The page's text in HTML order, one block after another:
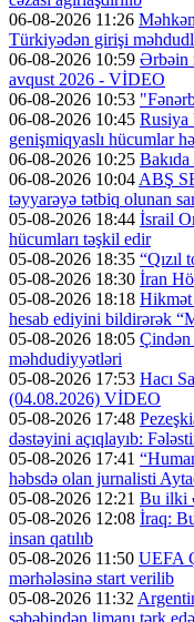
06-08-2026 11:26
Türkiyədən girişi
06-08-2026 10:59 Ərbəin
avqust 2026 - VİDEO
06-08-2026 10:53
06-08-2026 10:45 Rusiya
genişmiqyaslı hücumlar
06-08-2026 10:25
06-08-2026 10:04 ABŞ
təyyarəyə tətbiq olunan
05-08-2026 18:44 İsrail
hücumları təşkil edir
05-08-2026 18:35 “Qızıl
05-08-2026 18:30 İran
05-08-2026 18:18 Hikmət
hesab ediyini bildirərək
05-08-2026 18:05 Çindən
məhdudiyyətləri
05-08-2026 17:53 Hacı
(04.08.2026) VİDEO
05-08-2026 17:48
dəstəyini açıqlayıb:
05-08-2026 17:41
həbsdə olan jurnalisti
05-08-2026 12:21 Bu ilki
05-08-2026 12:08 İraq:
insan qatılıb
05-08-2026 11:50 UEFA
mərhələsinə start verilib
05-08-2026 11:32